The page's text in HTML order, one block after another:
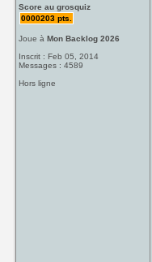
Score au grosquiz
0000203 pts.
Joue àMon Backlog 2026
Inscrit : Feb 05, 2014
Messages : 4589
Hors ligne